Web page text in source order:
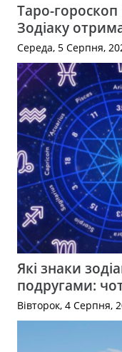
Таро-
Зодіаку
Середа, 5 Серпня,
Які знаки
подругами:
Вівторок, 4 Серпня,